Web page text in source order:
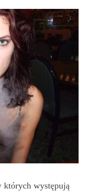
których występują